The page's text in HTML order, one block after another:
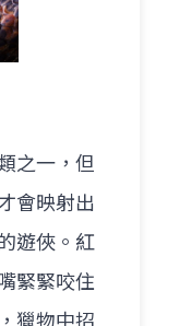
之一，但
會映射出
遊俠。紅
緊緊咬住
獵物中招